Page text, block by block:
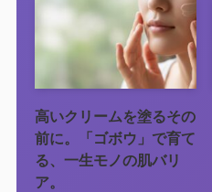
高いクリームを塗るその
前に。「ゴボウ」で育て
る、一生モノの肌バリ
ア。